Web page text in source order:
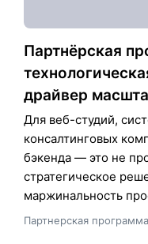
Партнёрская
драйвер
Для веб-студий,
консалтинговых
бэкенда — это не
стратегическое
маржинальность
Партнерская программа